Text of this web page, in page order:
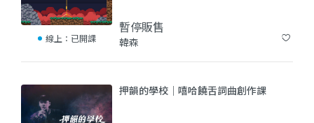
線上： 已開課
暫停販售
韓森
押韻的學校｜嘻哈饒舌詞曲創作課